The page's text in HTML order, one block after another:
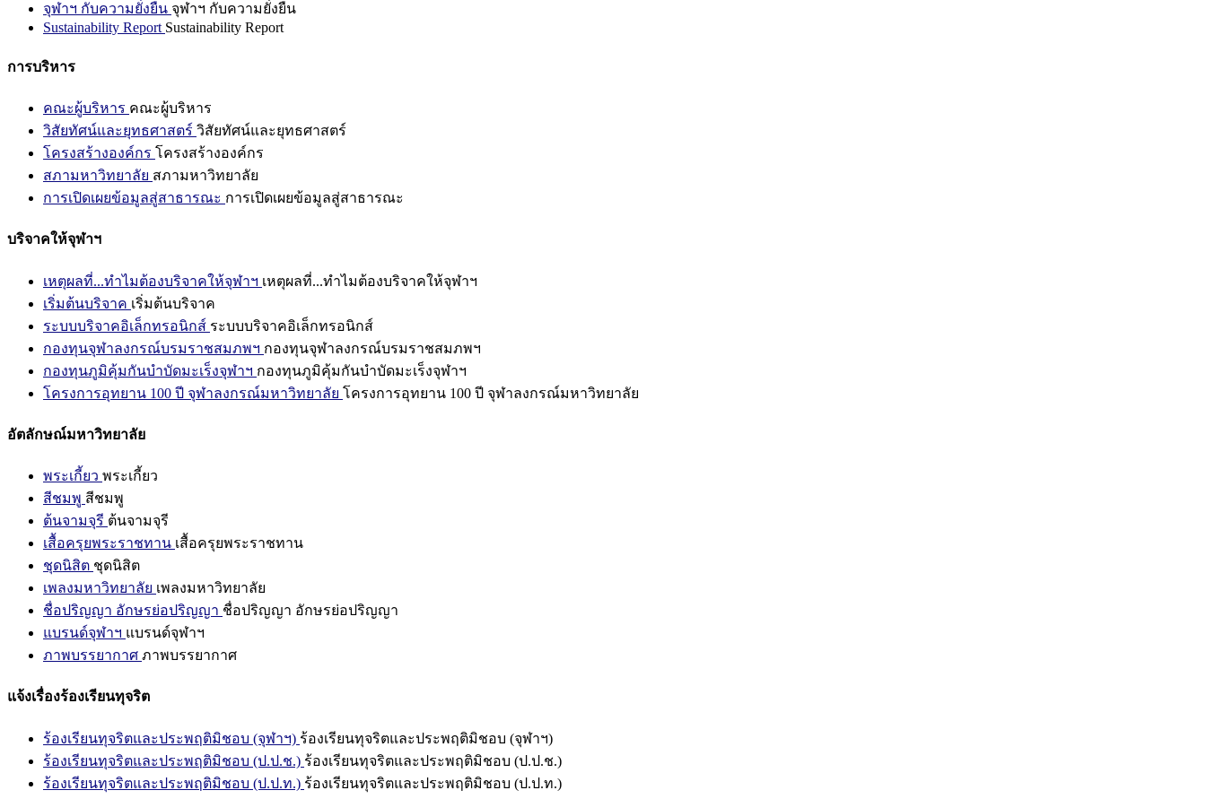
จุฬาฯ กับความยั่งยืน จุฬาฯ กับความยั่งยืน
Sustainability Report Sustainability Report
การบริหาร
คณะผู้บริหาร คณะผู้บริหาร
วิสัยทัศน์และยุทธศาสตร์ วิสัยทัศน์และยุทธศาสตร์
โครงสร้างองค์กร โครงสร้างองค์กร
สภามหาวิทยาลัย สภามหาวิทยาลัย
การเปิดเผยข้อมูลสู่สาธารณะ การเปิดเผยข้อมูลสู่สาธารณะ
บริจาคให้จุฬาฯ
เหตุผลที่...ทำไมต้องบริจาคให้จุฬาฯ เหตุผลที่...ทำไมต้องบริจาคให้จุฬาฯ
เริ่มต้นบริจาค เริ่มต้นบริจาค
ระบบบริจาคอิเล็กทรอนิกส์ ระบบบริจาคอิเล็กทรอนิกส์
กองทุนจุฬาลงกรณ์บรมราชสมภพฯ กองทุนจุฬาลงกรณ์บรมราชสมภพฯ
กองทุนภูมิคุ้มกันบำบัดมะเร็งจุฬาฯ กองทุนภูมิคุ้มกันบำบัดมะเร็งจุฬาฯ
โครงการอุทยาน 100 ปี จุฬาลงกรณ์มหาวิทยาลัย โครงการอุทยาน 100 ปี จุฬาลงกรณ์มหาวิทยาลัย
อัตลักษณ์มหาวิทยาลัย
พระเกี้ยว พระเกี้ยว
สีชมพู สีชมพู
ต้นจามจุรี ต้นจามจุรี
เสื้อครุยพระราชทาน เสื้อครุยพระราชทาน
ชุดนิสิต ชุดนิสิต
เพลงมหาวิทยาลัย เพลงมหาวิทยาลัย
ชื่อปริญญา อักษรย่อปริญญา ชื่อปริญญา อักษรย่อปริญญา
แบรนด์จุฬาฯ แบรนด์จุฬาฯ
ภาพบรรยากาศ ภาพบรรยากาศ
แจ้งเรื่องร้องเรียนทุจริต
ร้องเรียนทุจริตและประพฤติมิชอบ (จุฬาฯ) ร้องเรียนทุจริตและประพฤติมิชอบ (จุฬาฯ)
ร้องเรียนทุจริตและประพฤติมิชอบ (ป.ป.ช.) ร้องเรียนทุจริตและประพฤติมิชอบ (ป.ป.ช.)
ร้องเรียนทุจริตและประพฤติมิชอบ (ป.ป.ท.) ร้องเรียนทุจริตและประพฤติมิชอบ (ป.ป.ท.)